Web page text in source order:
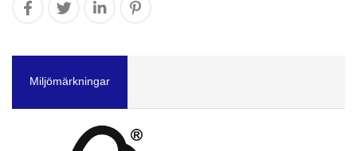
Miljömärkningar